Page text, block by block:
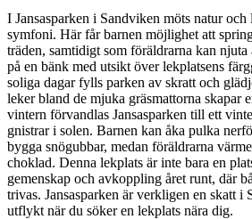
I Jansasparken i Sandviken möts natur
symfoni. Här får barnen möjlighet att
träden, samtidigt som föräldrarna kan
på en bänk med utsikt över lekplatsens
soliga dagar fylls parken av skratt och
leker bland de mjuka gräsmattorna skapar
vintern förvandlas Jansasparken till ett
gnistrar i solen. Barnen kan åka pulka
bygga snögubbar, medan föräldrarna
choklad. Denna lekplats är inte bara en
gemenskap och avkoppling året runt, där
trivas. Jansasparken är verkligen en skatt i
utflykt när du söker en lekplats nära dig.